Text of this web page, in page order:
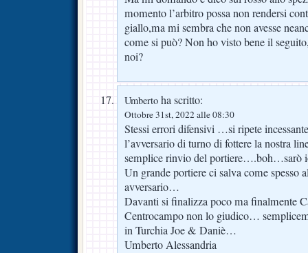
momento l’arbitro possa non rendersi
giallo,ma mi sembra che non avesse
come si può? Non ho visto bene il
noi?
Umberto ha scritto:
Ottobre 31st, 2022 alle 08:30
Stessi errori difensivi …si ripete
l’avversario di turno di fottere la nostra
semplice rinvio del portiere….boh…sarò
Un grande portiere ci salva come spesso
avversario…
Davanti si finalizza poco ma finalmente
Centrocampo non lo giudico…
in Turchia Joe & Daniè…
Umberto Alessandria